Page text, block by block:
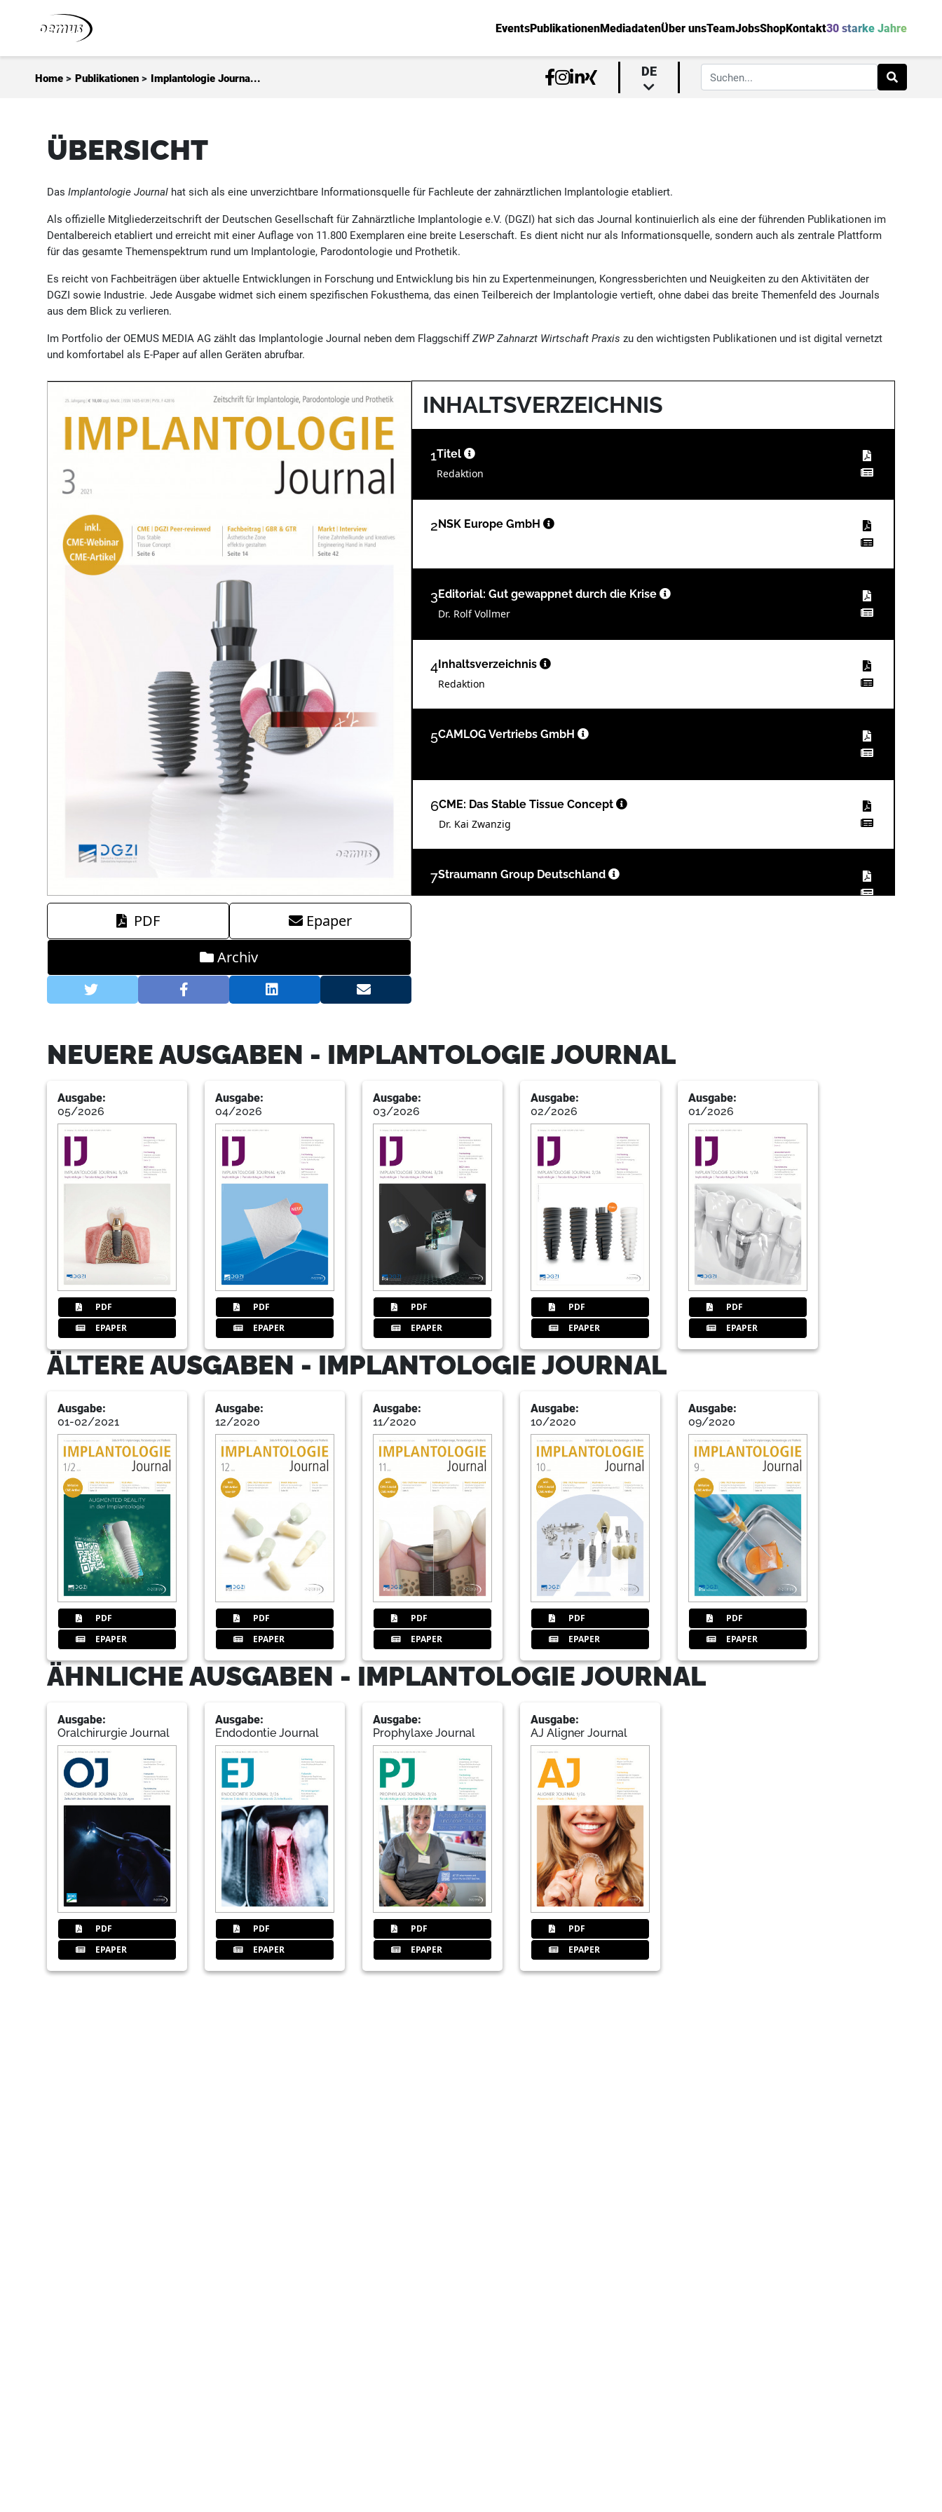
EventsPublikationenMediadatenÜber unsTeamJobsShopKontakt30 starke Jahre
Home > Publikationen > Implantologie Journa... DE
ÜBERSICHT
DasImplantologie Journal hat sich als eine unverzichtbare Informationsquelle für Fachleute der zahnärztlichen Implantologie etabliert.
Als offizielle Mitgliederzeitschrift der Deutschen Gesellschaft für Zahnärztliche Implantologie e.V. (DGZI) hat sich das Journal kontinuierlich als eine der führenden Publikationen im
Dentalbereich etabliert und erreicht mit einer Auflage von 11.800 Exemplaren eine breite Leserschaft. Es dient nicht nur als Informationsquelle, sondern auch als zentrale Plattform
für das gesamte Themenspektrum rund um Implantologie, Parodontologie und Prothetik.
Es reicht von Fachbeiträgen über aktuelle Entwicklungen in Forschung und Entwicklung bis hin zu Expertenmeinungen, Kongressberichten und Neuigkeiten zu den Aktivitäten der
DGZI sowie Industrie. Jede Ausgabe widmet sich einem spezifischen Fokusthema, das einen Teilbereich der Implantologie vertieft, ohne dabei das breite Themenfeld des Journals
aus dem Blick zu verlieren.
Im Portfolio der OEMUS MEDIA AG zählt das Implantologie Journal neben dem FlaggschiffZWP Zahnarzt Wirtschaft Praxiszu den wichtigsten Publikationen und ist digital vernetzt
und komfortabel als E-Paper auf allen Geräten abrufbar.
PDF
Epaper
Archiv
INHALTSVERZEICHNIS
1Titel
Redaktion
2NSK Europe GmbH
3Editorial: Gut gewappnet durch die Krise
Dr. Rolf Vollmer
4Inhaltsverzeichnis
Redaktion
5CAMLOG Vertriebs GmbH
6CME: Das Stable Tissue Concept
Dr. Kai Zwanzig
7Straumann Group Deutschland
Ästhetische Zone effektiv gestalten
Univ.-Prof. Dr. Dr. Bilal Al-Nawas, Priv.-Doz. Dr. med. Dr. med. dent. Keyvan Sagheb, Dr.
Stefan Wentaschek, Dr. med. dent. Yasamin Habibi
18
Richtige Implantatprothetik für langfristigen Erfolg
Dr. Volker Bonatz M.Sc. M.Sc.
21Dentalpoint AG
DGZI intern: Studiengruppen & Mitgliedsantrag
24Produkte
Redaktion
W&H Deutschland GmbH
31SigmaGraft Biomaterials
35Neoss GmbH
36Nichtchirurgische Behandlung von Periimplantat-Mukositis
Dr. Marisa Roncati
37 curasan AG
39BIEN AIR Deutschland GmbH
42Interview: Feine Zahnheilkunde und kreatives Engineering Hand in Hand
Dr. Kai Zwanzig und Ric Donaca im Gespräch
NEUERE AUSGABEN - IMPLANTOLOGIE JOURNAL
Ausgabe:
05/2026
PDF
EPAPER
Ausgabe:
04/2026
PDF
EPAPER
Ausgabe:
03/2026
PDF
EPAPER
Ausgabe:
02/2026
PDF
EPAPER
Ausgabe:
01/2026
PDF
EPAPER
ÄLTERE AUSGABEN - IMPLANTOLOGIE JOURNAL
Ausgabe:
01-02/2021
PDF
EPAPER
Ausgabe:
12/2020
PDF
EPAPER
Ausgabe:
11/2020
PDF
EPAPER
Ausgabe:
10/2020
PDF
EPAPER
Ausgabe:
09/2020
PDF
EPAPER
ÄHNLICHE AUSGABEN - IMPLANTOLOGIE JOURNAL
Ausgabe:
Oralchirurgie Journal
PDF
EPAPER
Ausgabe:
Endodontie Journal
PDF
EPAPER
Ausgabe:
Prophylaxe Journal
PDF
EPAPER
Ausgabe:
AJ Aligner Journal
PDF
EPAPER